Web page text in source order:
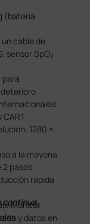
(batería
un cable de
sensor SpO2
para
CART
1280 ×
a la mayoría
2 pasos
rápida
Monitor
continua
y datos en